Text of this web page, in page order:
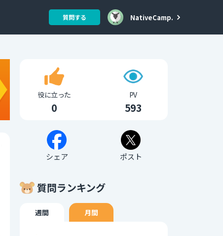
質問する NativeCamp.
役に立った
0
PV
593
シェア ポスト
質問ランキング
週間 月間